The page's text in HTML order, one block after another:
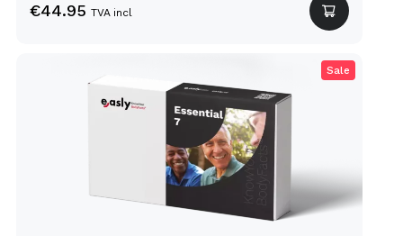
professionnel.
€44.95 TVA incl
Essential 7: Test sanguin
complet
Sale